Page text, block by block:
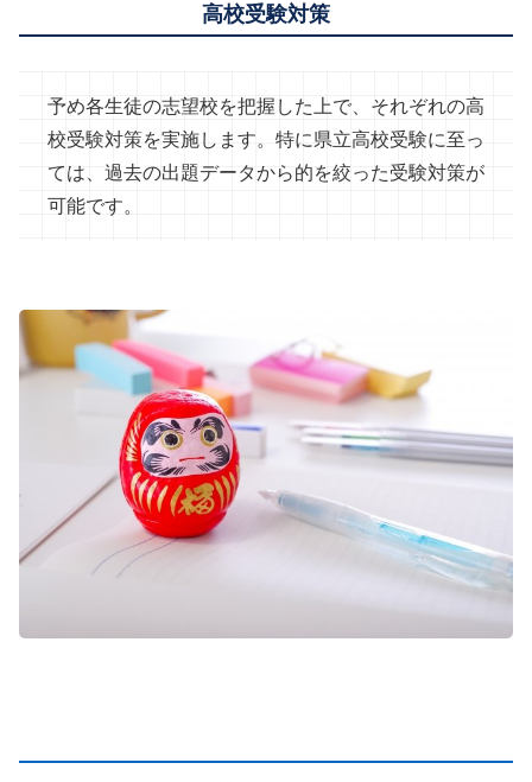
高校受験対策
予め各生徒の志望校を把握した上で、それぞれの高
校受験対策を実施します。特に県立高校受験に至っ
ては、過去の出題データから的を絞った受験対策が
可能です。